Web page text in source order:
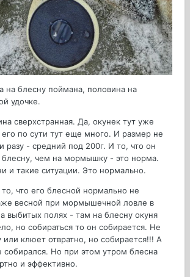
на блесну поймана, половина на
удочке.
сверхстранная. Да, окунек тут уже
по сути тут еще много. И размер не
разу - средний под 200г. И то, что он
блесну, чем на мормышку - это норма.
и такие ситуации. Это нормально.
что его блесной нормально не
весной при мормышечной ловле в
выбитых полях - там на блесну окуня
но собираться то он собирается. Не
или клюет отвратно, но собирается!!! А
собирался. Но при этом утром блесна
и эффективно.